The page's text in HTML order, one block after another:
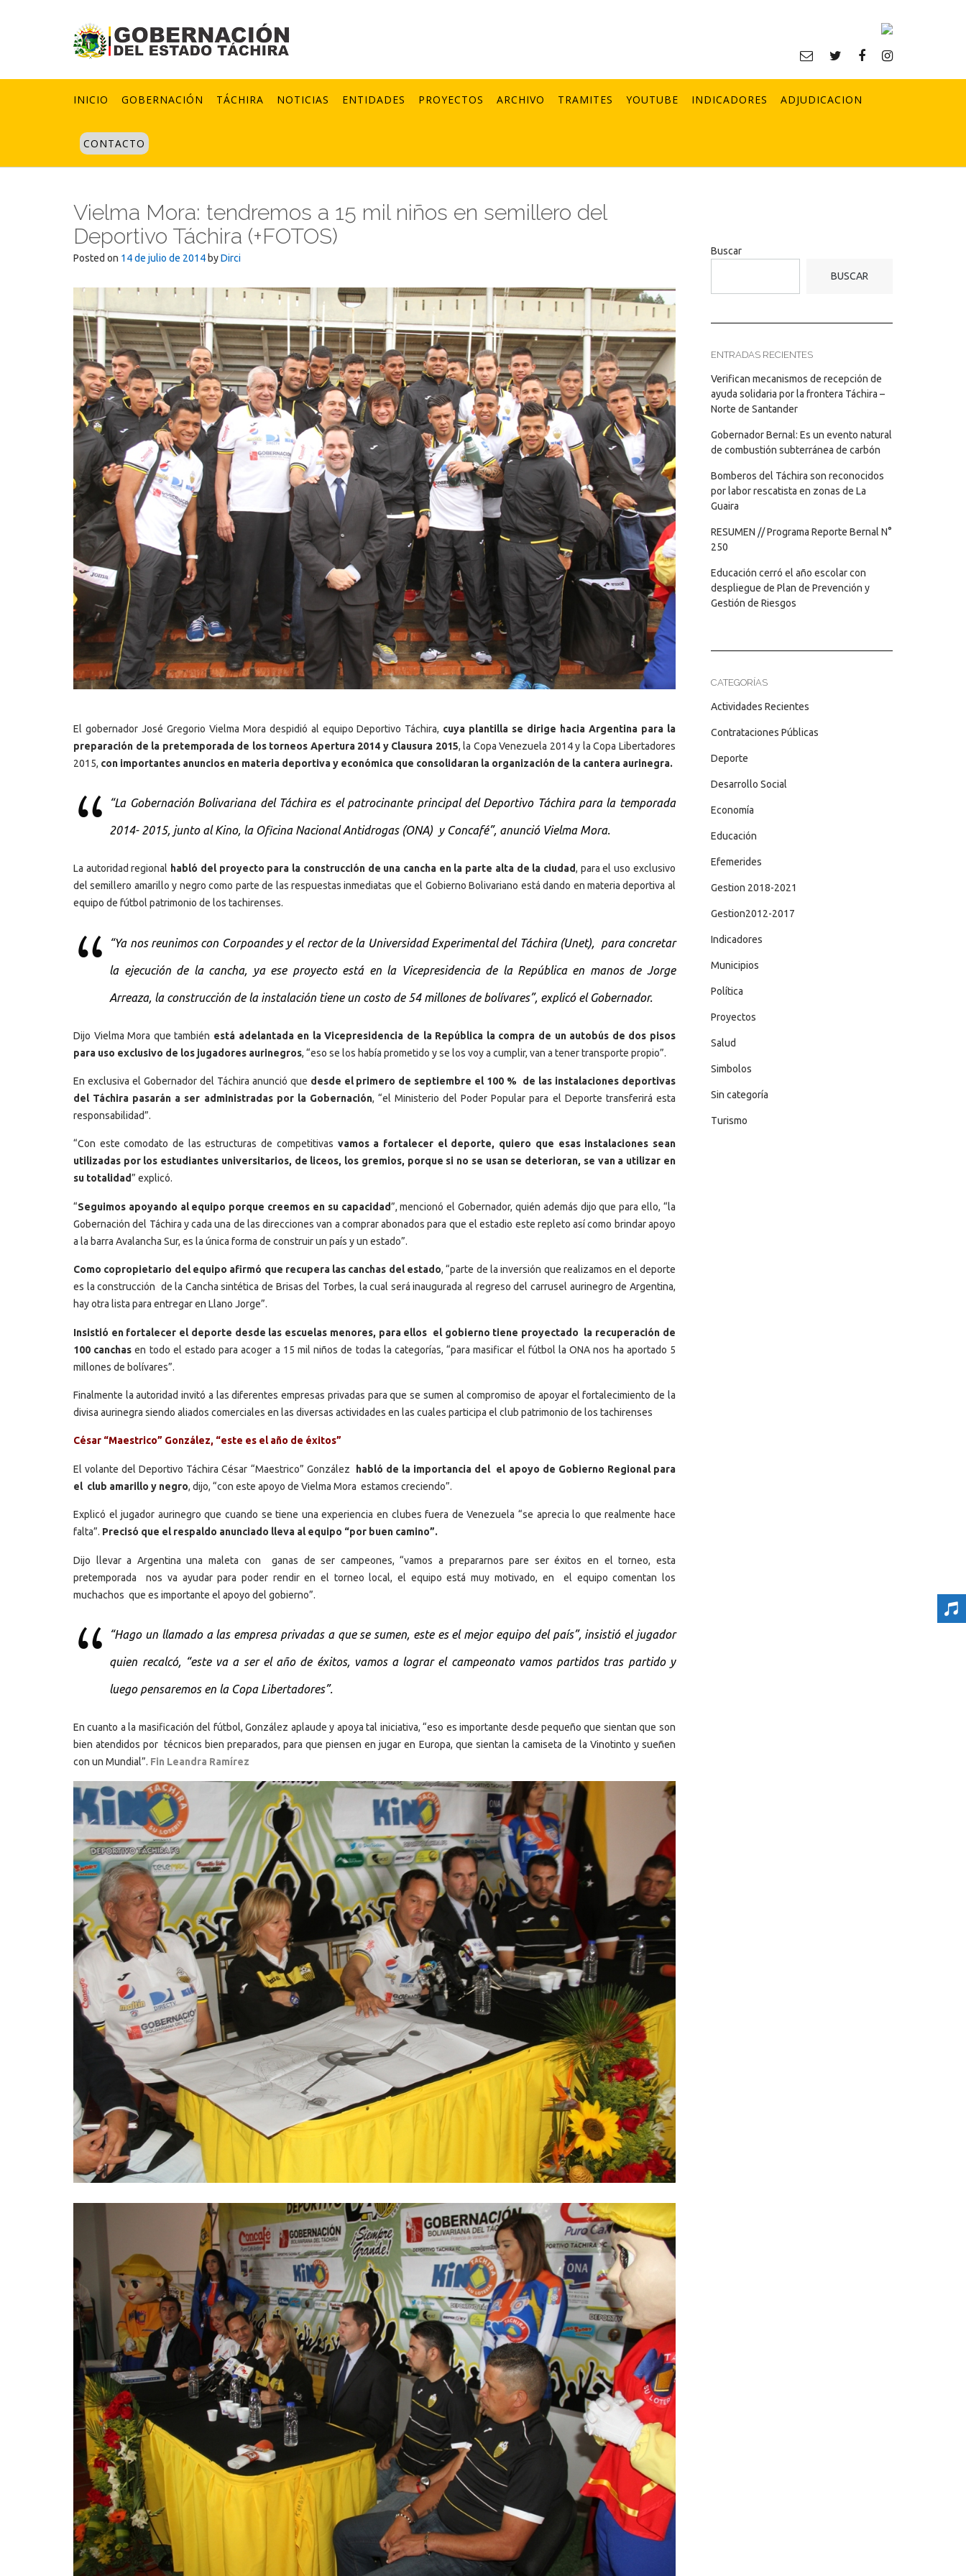
INICIO GOBERNACIÓN TÁCHIRA NOTICIAS ENTIDADES PROYECTOS ARCHIVO TRAMITES YOUTUBE INDICADORES ADJUDICACION
CONTACTO
Vielma Mora: tendremos a 15 mil niños en semillero del
Deportivo Táchira (+FOTOS)
Posted on 14 de julio de 2014 byDirci
El gobernador José Gregorio Vielma Mora despidió al equipo Deportivo Táchira, cuya plantilla se dirige hacia Argentina para la
preparación de la pretemporada de los torneos Apertura 2014 y Clausura 2015, la Copa Venezuela 2014 y la Copa Libertadores
2015, con importantes anuncios en materia deportiva y económica que consolidaran la organización de la cantera aurinegra.
“La Gobernación Bolivariana del Táchira es el patrocinante principal del Deportivo Táchira para la temporada
2014- 2015, junto al Kino, la Oficina Nacional Antidrogas (ONA) y Concafé”, anunció Vielma Mora.
La autoridad regional habló del proyecto para la construcción de una cancha en la parte alta de la ciudad, para el uso exclusivo
del semillero amarillo y negro como parte de las respuestas inmediatas que el Gobierno Bolivariano está dando en materia deportiva al
equipo de fútbol patrimonio de los tachirenses.
“Ya nos reunimos con Corpoandes y el rector de la Universidad Experimental del Táchira (Unet), para concretar
la ejecución de la cancha, ya ese proyecto está en la Vicepresidencia de la República en manos de Jorge
Arreaza, la construcción de la instalación tiene un costo de 54 millones de bolívares”, explicó el Gobernador.
Dijo Vielma Mora que también está adelantada en la Vicepresidencia de la República la compra de un autobús de dos pisos
para uso exclusivo de los jugadores aurinegros, “eso se los había prometido y se los voy a cumplir, van a tener transporte propio”.
En exclusiva el Gobernador del Táchira anunció que desde el primero de septiembre el 100 % de las instalaciones deportivas
del Táchira pasarán a ser administradas por la Gobernación, “el Ministerio del Poder Popular para el Deporte transferirá esta
responsabilidad”.
“Con este comodato de las estructuras de competitivas vamos a fortalecer el deporte, quiero que esas instalaciones sean
utilizadas por los estudiantes universitarios, de liceos, los gremios, porque si no se usan se deterioran, se van a utilizar en
su totalidad” explicó.
“Seguimos apoyando al equipo porque creemos en su capacidad”, mencionó el Gobernador, quién además dijo que para ello, “la
Gobernación del Táchira y cada una de las direcciones van a comprar abonados para que el estadio este repleto así como brindar apoyo
a la barra Avalancha Sur, es la única forma de construir un país y un estado”.
Como copropietario del equipo afirmó que recupera las canchas del estado, “parte de la inversión que realizamos en el deporte
es la construcción de la Cancha sintética de Brisas del Torbes, la cual será inaugurada al regreso del carrusel aurinegro de Argentina,
hay otra lista para entregar en Llano Jorge”.
Insistió en fortalecer el deporte desde las escuelas menores, para ellos el gobierno tiene proyectado la recuperación de
100 canchas en todo el estado para acoger a 15 mil niños de todas la categorías, “para masificar el fútbol la ONA nos ha aportado 5
millones de bolívares”.
Finalmente la autoridad invitó a las diferentes empresas privadas para que se sumen al compromiso de apoyar el fortalecimiento de la
divisa aurinegra siendo aliados comerciales en las diversas actividades en las cuales participa el club patrimonio de los tachirenses
César “Maestrico” González, “este es el año de éxitos”
El volante del Deportivo Táchira César “Maestrico” González
habló de la importancia del el apoyo de Gobierno Regional para
el club amarillo y negro, dijo, “con este apoyo de Vielma Mora estamos creciendo”.
Explicó el jugador aurinegro que cuando se tiene una experiencia en clubes fuera de Venezuela “se aprecia lo que realmente hace
falta”. Precisó que el respaldo anunciado lleva al equipo “por buen camino”.
Dijo llevar a Argentina una maleta con ganas de ser campeones, “vamos a prepararnos pare ser éxitos en el torneo, esta
pretemporada nos va ayudar para poder rendir en el torneo local, el equipo está muy motivado, en el equipo comentan los
muchachos que es importante el apoyo del gobierno”.
“Hago un llamado a las empresa privadas a que se sumen, este es el mejor equipo del país”, insistió el jugador
quien recalcó, “este va a ser el año de éxitos, vamos a lograr el campeonato vamos partidos tras partido y
luego pensaremos en la Copa Libertadores”.
En cuanto a la masificación del fútbol, González aplaude y apoya tal iniciativa, “eso es importante desde pequeño que sientan que son
bien atendidos por técnicos bien preparados, para que piensen en jugar en Europa, que sientan la camiseta de la Vinotinto y sueñen
con un Mundial”. Fin Leandra Ramírez
Buscar
BUSCAR
ENTRADAS RECIENTES
Verifican mecanismos de recepción de
ayuda solidaria por la frontera Táchira –
Norte de Santander
Gobernador Bernal: Es un evento natural
de combustión subterránea de carbón
Bomberos del Táchira son reconocidos
por labor rescatista en zonas de La
Guaira
RESUMEN // Programa Reporte Bernal N°
250
Educación cerró el año escolar con
despliegue de Plan de Prevención y
Gestión de Riesgos
CATEGORÍAS
Actividades Recientes
Contrataciones Públicas
Deporte
Desarrollo Social
Economía
Educación
Efemerides
Gestion 2018-2021
Gestion2012-2017
Indicadores
Municipios
Política
Proyectos
Salud
Simbolos
Sin categoría
Turismo